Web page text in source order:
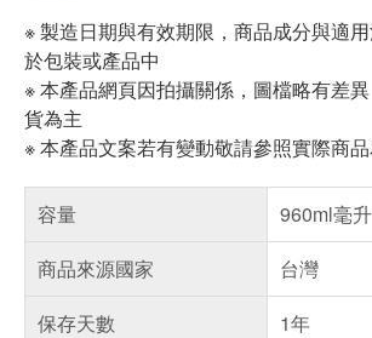
※ 製造日期與有效期限，商品成分與適
於包裝或產品中
※ 本產品網頁因拍攝關係，圖檔略有差
貨為主
※ 本產品文案若有變動敬請參照實際商
容量
960ml毫升
商品來源國家
台灣
保存天數
1年